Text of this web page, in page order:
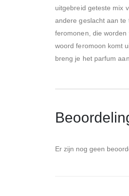
uitgebreid geteste mix
andere geslacht aan
feromonen, die
woord feromoon komt
breng je het parfum
Er zijn nog geen